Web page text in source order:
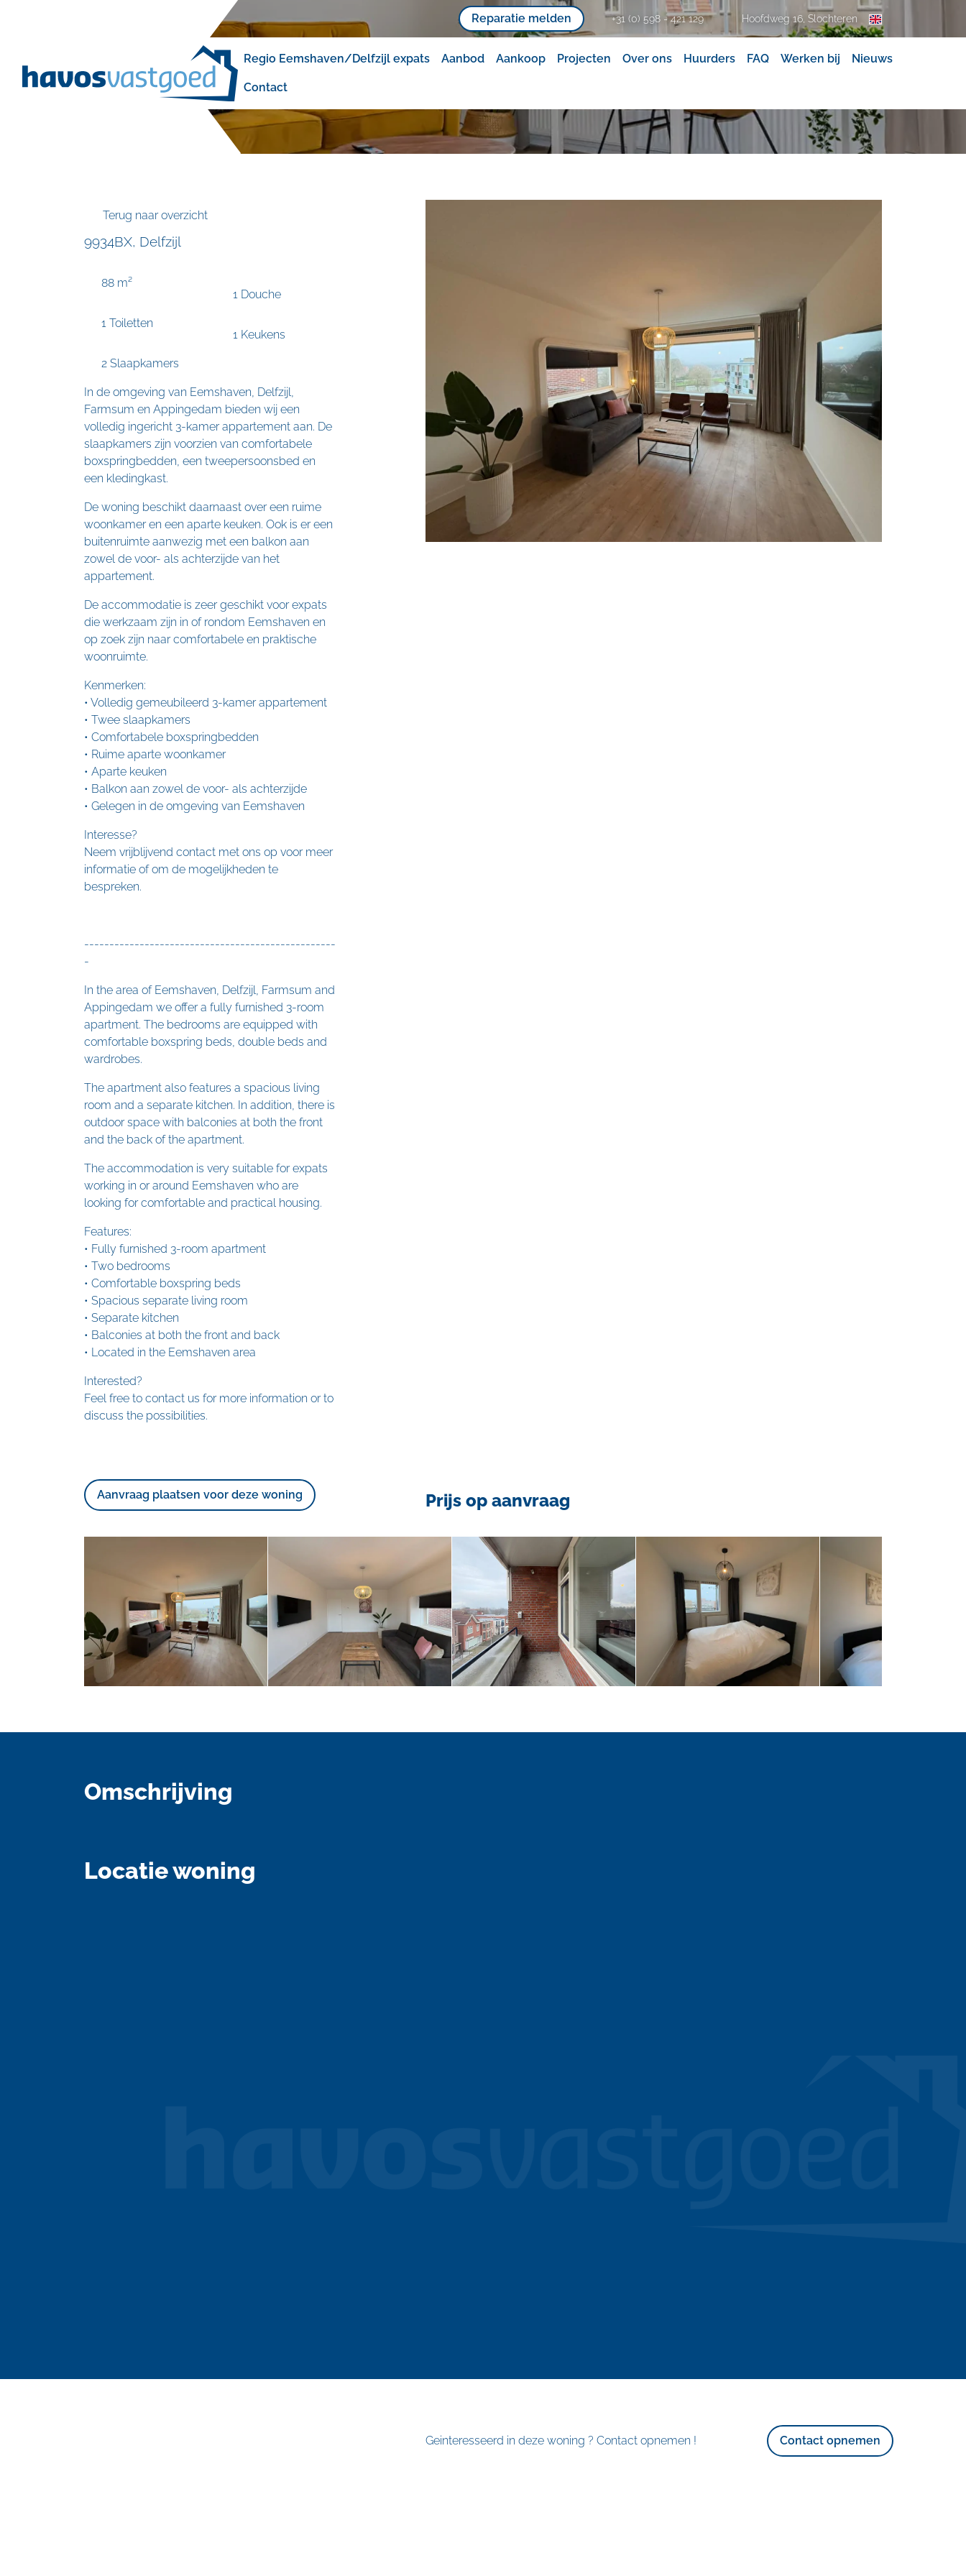
Reparatie melden +31 (0) 598 - 421 129 Hoofdweg 16, Slochteren
Regio Eemshaven/Delfzijl expats Aanbod Aankoop Projecten Over ons Huurders FAQ Werken bij Nieuws
Contact
Terug naar overzicht
9934BX, Delfzijl
88 m²
1 Toiletten
2 Slaapkamers
1 Douche
1 Keukens
In de omgeving van Eemshaven, Delfzijl,
Farmsum en Appingedam bieden wij een
volledig ingericht 3-kamer appartement aan. De
slaapkamers zijn voorzien van comfortabele
boxspringbedden, een tweepersoonsbed en
een kledingkast.
De woning beschikt daarnaast over een ruime
woonkamer en een aparte keuken. Ook is er een
buitenruimte aanwezig met een balkon aan
zowel de voor- als achterzijde van het
appartement.
De accommodatie is zeer geschikt voor expats
die werkzaam zijn in of rondom Eemshaven en
op zoek zijn naar comfortabele en praktische
woonruimte.
Kenmerken:
• Volledig gemeubileerd 3-kamer appartement
• Twee slaapkamers
• Comfortabele boxspringbedden
• Ruime aparte woonkamer
• Aparte keuken
• Balkon aan zowel de voor- als achterzijde
• Gelegen in de omgeving van Eemshaven
Interesse?
Neem vrijblijvend contact met ons op voor meer
informatie of om de mogelijkheden te
bespreken.
--------------------------------------------------
-
In the area of Eemshaven, Delfzijl, Farmsum and
Appingedam we offer a fully furnished 3-room
apartment. The bedrooms are equipped with
comfortable boxspring beds, double beds and
wardrobes.
The apartment also features a spacious living
room and a separate kitchen. In addition, there is
outdoor space with balconies at both the front
and the back of the apartment.
The accommodation is very suitable for expats
working in or around Eemshaven who are
looking for comfortable and practical housing.
Features:
• Fully furnished 3-room apartment
• Two bedrooms
• Comfortable boxspring beds
• Spacious separate living room
• Separate kitchen
• Balconies at both the front and back
• Located in the Eemshaven area
Interested?
Feel free to contact us for more information or to
discuss the possibilities.
Aanvraag plaatsen voor deze woning Prijs op aanvraag
Omschrijving
Locatie woning
Geinteresseerd in deze woning ? Contact opnemen ! Contact opnemen